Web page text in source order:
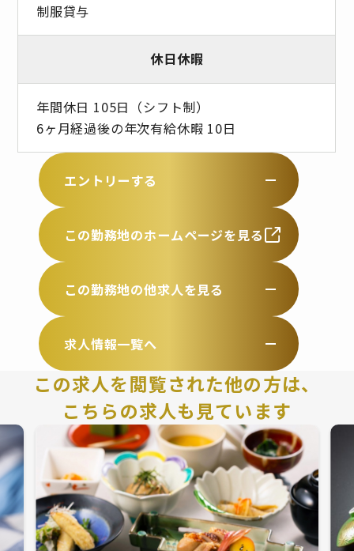
制服貸与
休日休暇
年間休日 105日（シフト制）
6ヶ月経過後の年次有給休暇 10日
エントリーする
この勤務地のホームページを見る
この勤務地の他求人を見る
求人情報一覧へ
この求人を閲覧された他の方は、
こちらの求人も見ています